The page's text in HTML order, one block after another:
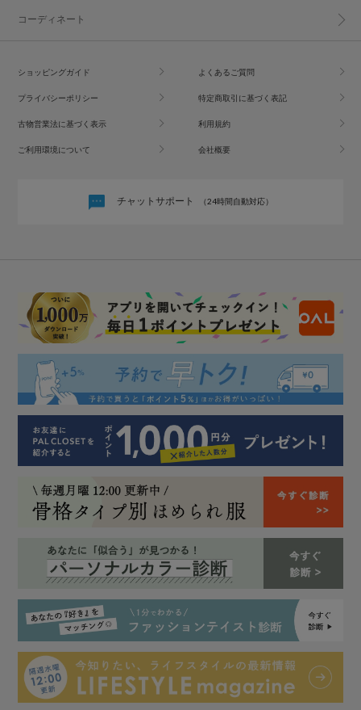
コーディネート
ショッピングガイド よくあるご質問
プライバシーポリシー 特定商取引に基づく表記
古物営業法に基づく表示 利用規約
ご利用環境について 会社概要
チャットサポート （24時間自動対応）